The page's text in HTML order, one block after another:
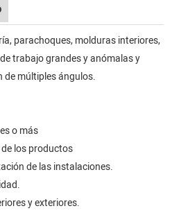
parachoques, molduras interiores,
trabajo grandes y anómalas y
de múltiples ángulos.
o más
los productos
de las instalaciones.
y exteriores.